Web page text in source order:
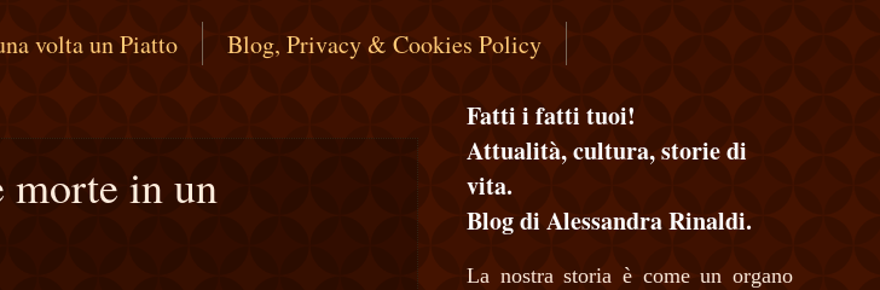
volta un Piatto Blog, Privacy & Cookies Policy
morte in un
Fatti i fatti tuoi!
Attualità, cultura, storie di
vita.
Blog di Alessandra Rinaldi.
La nostra storia è come un organo